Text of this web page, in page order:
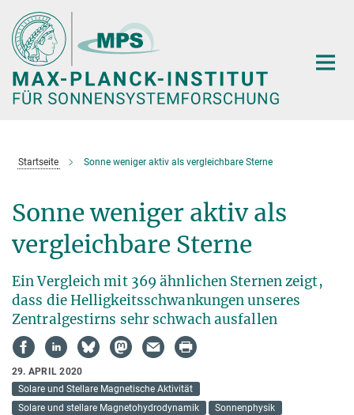
Hauptinhalt
Startseite Sonne weniger aktiv als vergleichbare Sterne
Sonne weniger aktiv als
vergleichbare Sterne
Ein Vergleich mit 369 ähnlichen Sternen zeigt,
dass die Helligkeitsschwankungen unseres
Zentralgestirns sehr schwach ausfallen
29. APRIL 2020
Solare und Stellare Magnetische Aktivität
Solare und stellare Magnetohydrodynamik
Sonnenphysik